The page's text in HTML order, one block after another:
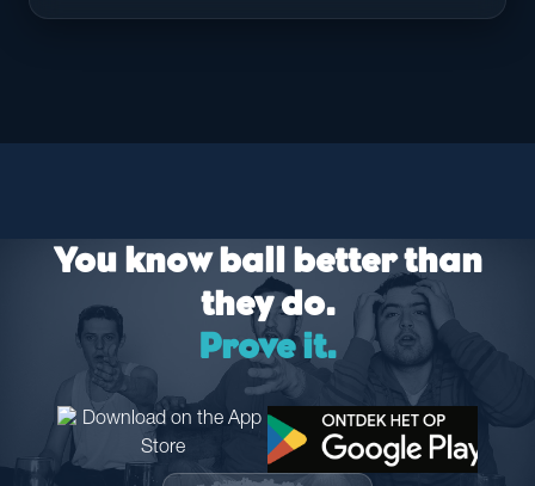
You know ball better than
they do.
Prove it.